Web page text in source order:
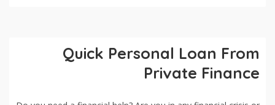
Quick Personal Loan From
Private Finance